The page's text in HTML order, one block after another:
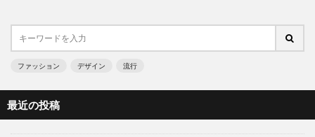
ファッション デザイン 流行
最近の投稿